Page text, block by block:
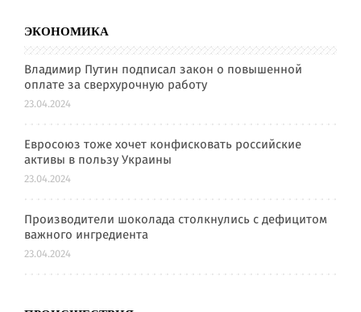
ЭКОНОМИКА
Владимир Путин подписал закон о повышенной
оплате за сверхурочную работу
23.04.2024
Евросоюз тоже хочет конфисковать российские
активы в пользу Украины
23.04.2024
Производители шоколада столкнулись с дефицитом
важного ингредиента
23.04.2024